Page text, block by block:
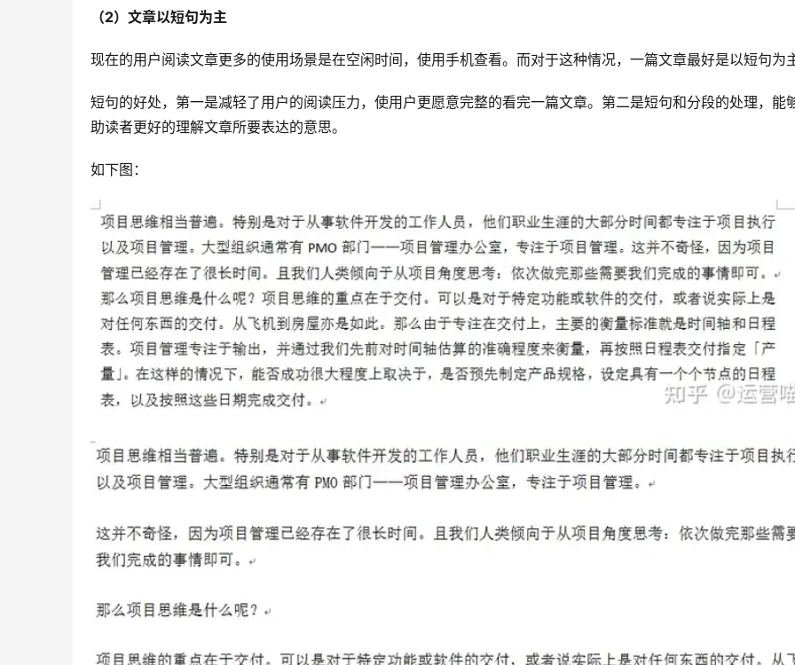
（2）文章以短句为主
现在的用户阅读文章更多的使用场景是在空闲时间，使用手机查看。而对于这种情况，一篇文章最好是以短句为主
短句的好处，第一是减轻了用户的阅读压力，使用户更愿意完整的看完一篇文章。第二是短句和分段的处理，能
助读者更好的理解文章所要表达的意思。
如下图：